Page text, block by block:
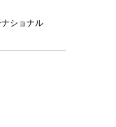
ショナル